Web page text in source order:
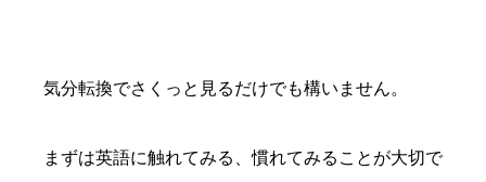
気分転換でさくっと見るだけでも構いません。
まずは英語に触れてみる、慣れてみることが大切で